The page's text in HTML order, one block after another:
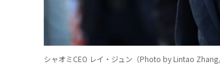
シャオミCEO レイ・ジュン（Photo by Lintao Zhang/